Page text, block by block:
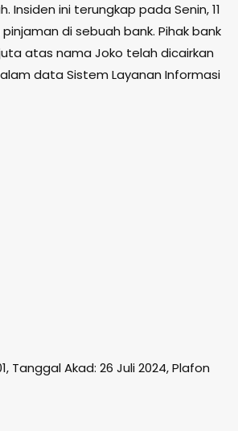
ini terungkap pada Senin, 11
di sebuah bank. Pihak bank
atas nama Joko telah dicairkan
data Sistem Layanan Informasi
Tanggal Akad: 26 Juli 2024, Plafon